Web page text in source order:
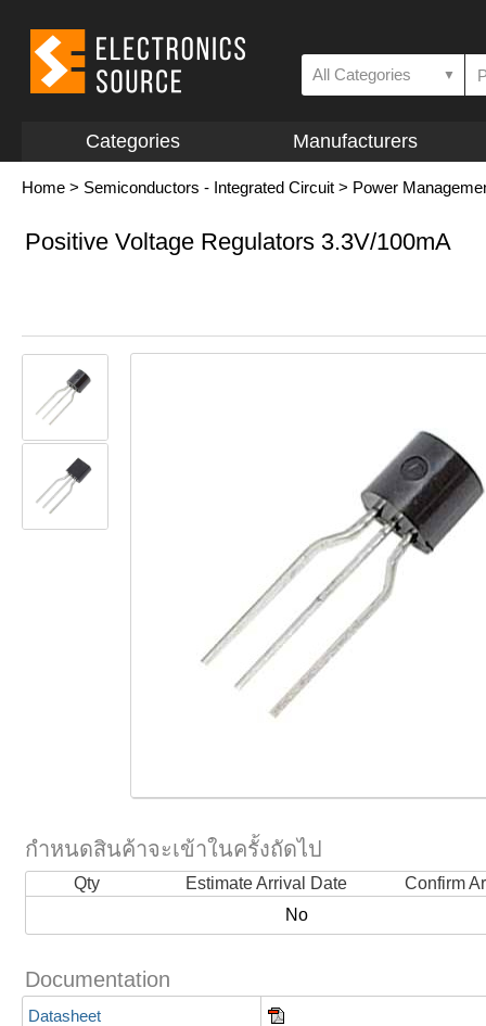
All Categories ▼
Categories Manufacturers
Home > Semiconductors - Integrated Circuit > Power
Positive Voltage Regulators 3.3V/100mA
กำหนดสินค้าจะเข้าในครั้งถัดไป
Qty Estimate Arrival Date
Confirm
No
Documentation
Datasheet